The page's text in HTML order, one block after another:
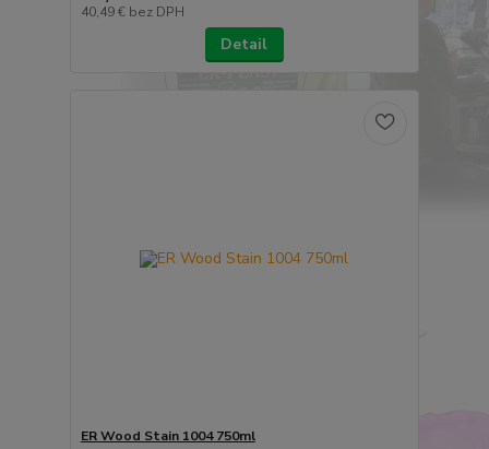
40,49 € bez DPH
Detail
ER Wood Stain 1004 750ml